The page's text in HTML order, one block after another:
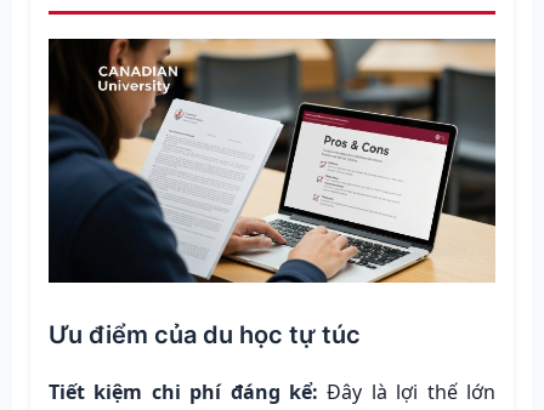
Ưu điểm của du học tự túc
Tiết kiệm chi phí đáng kể: Đây là lợi thế lớn